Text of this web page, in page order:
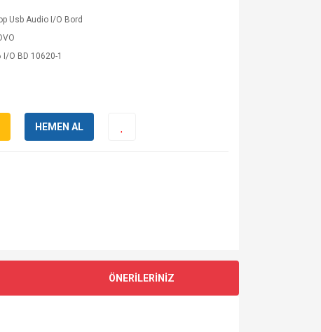
Usb Audio I/O Bord
I/O BD 10620-1
HEMEN AL
ÖNERİLERİNİZ